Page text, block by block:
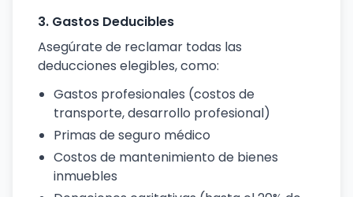
3. Gastos Deducibles
Asegúrate de reclamar todas las
deducciones elegibles, como:
Gastos profesionales (costos de
transporte, desarrollo profesional)
Primas de seguro médico
Costos de mantenimiento de bienes
inmuebles